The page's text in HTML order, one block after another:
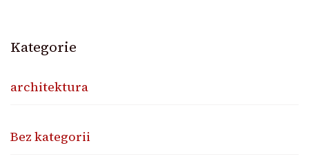
Kategorie
architektura
Bez kategorii